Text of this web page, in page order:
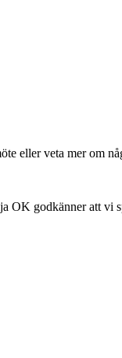
eller veta mer om
OK godkänner att vi